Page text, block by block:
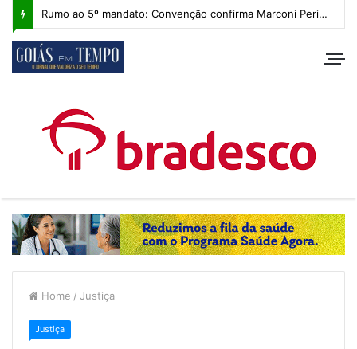
Rumo ao 5º mandato: Convenção confirma Marconi Perillo, que apresenta plano de governo com IA e foco regional
Home / Justiça
Justiça